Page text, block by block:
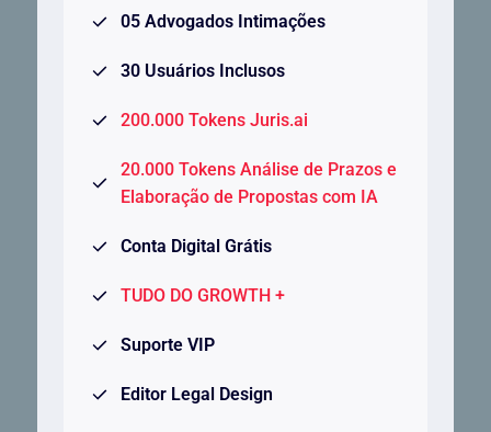
05 Advogados Intimações
30 Usuários Inclusos
200.000 Tokens Juris.ai
20.000 Tokens Análise de Prazos e
Elaboração de Propostas com IA
Conta Digital Grátis
TUDO DO GROWTH +
Suporte VIP
Editor Legal Design